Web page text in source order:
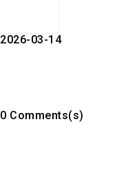
2026-03-14
0 Comments(s)